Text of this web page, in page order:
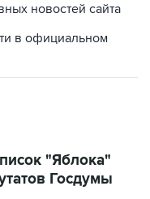
новостей сайта
в официальном
"Яблока"
Госдумы